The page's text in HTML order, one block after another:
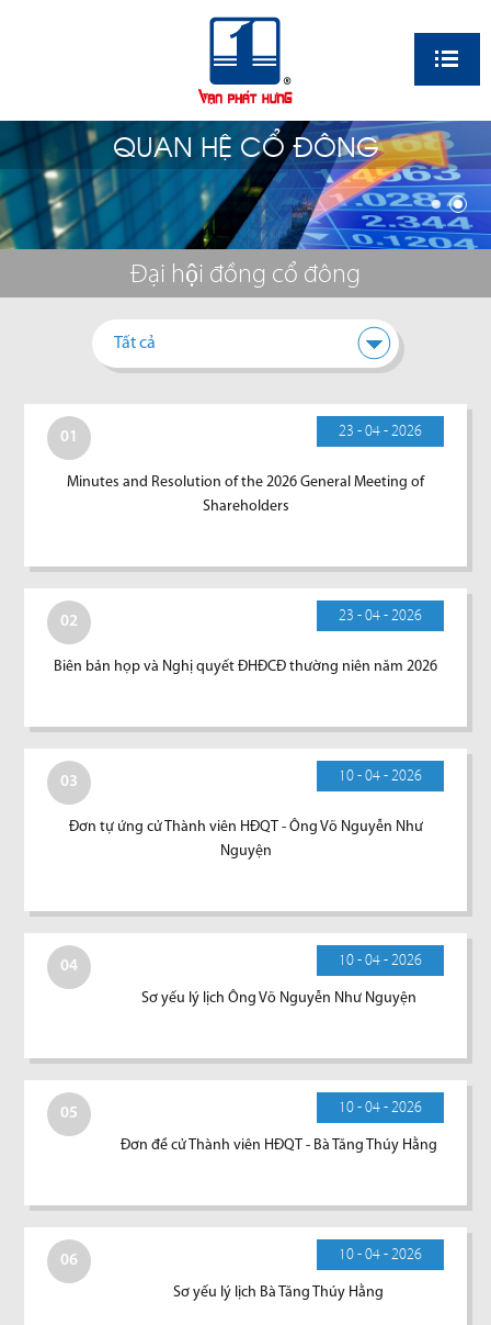
QUAN HỆ CỔ ĐÔNG
Đại hội đồng cổ đông
Tất cả
01 23 - 04 - 2026
Minutes and Resolution of the 2026 General Meeting of
Shareholders
02 23 - 04 - 2026
Biên bản họp và Nghị quyết ĐHĐCĐ thường niên năm 2026
03 10 - 04 - 2026
Đơn tự ứng cử Thành viên HĐQT - Ông Võ Nguyễn Như
Nguyện
04 10 - 04 - 2026
Sơ yếu lý lịch Ông Võ Nguyễn Như Nguyện
05 10 - 04 - 2026
Đơn đề cử Thành viên HĐQT - Bà Tăng Thúy Hằng
06 10 - 04 - 2026
Sơ yếu lý lịch Bà Tăng Thúy Hằng